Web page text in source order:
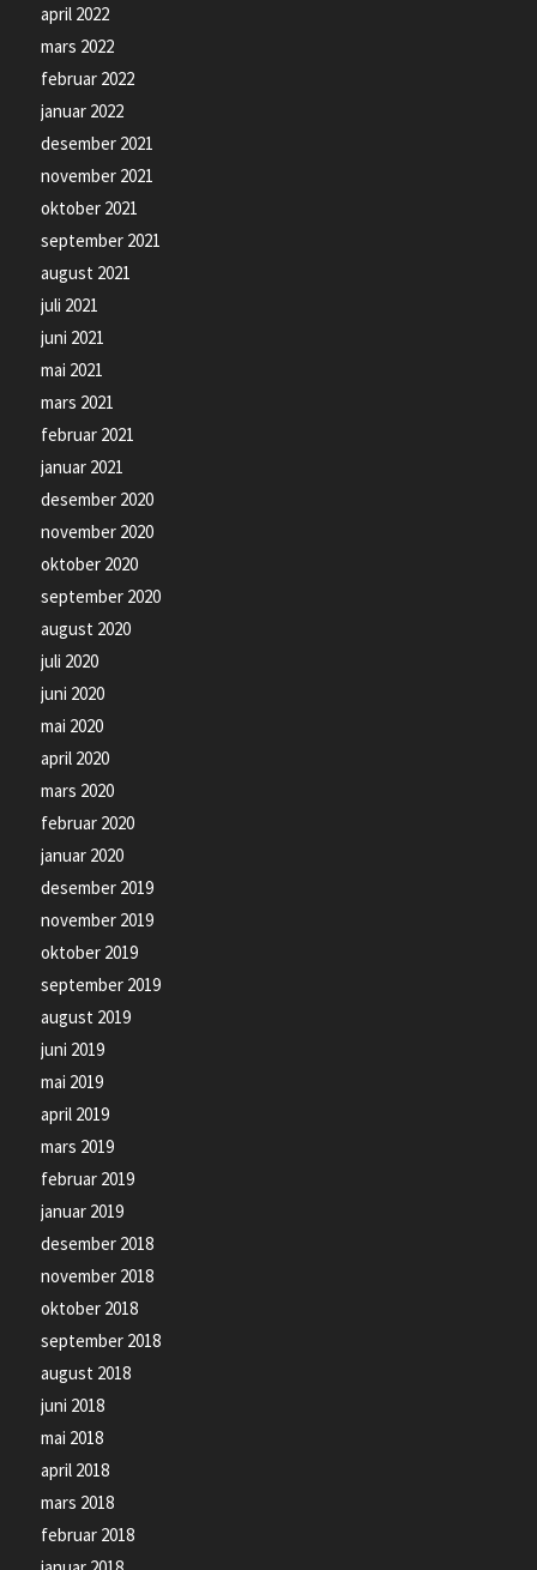
april 2022
mars 2022
februar 2022
januar 2022
desember 2021
november 2021
oktober 2021
september 2021
august 2021
juli 2021
juni 2021
mai 2021
mars 2021
februar 2021
januar 2021
desember 2020
november 2020
oktober 2020
september 2020
august 2020
juli 2020
juni 2020
mai 2020
april 2020
mars 2020
februar 2020
januar 2020
desember 2019
november 2019
oktober 2019
september 2019
august 2019
juni 2019
mai 2019
april 2019
mars 2019
februar 2019
januar 2019
desember 2018
november 2018
oktober 2018
september 2018
august 2018
juni 2018
mai 2018
april 2018
mars 2018
februar 2018